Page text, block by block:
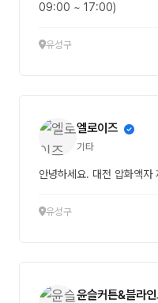
09:00 ~ 17:00)
유성구
엘로이즈
기타
안녕하세요. 대전 압화액자
유성구
윤슬커튼&블라